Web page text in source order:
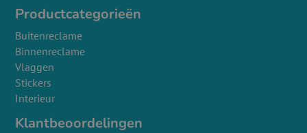
Productcategorieën
Buitenreclame
Binnenreclame
Vlaggen
Stickers
Interieur
Klantbeoordelingen